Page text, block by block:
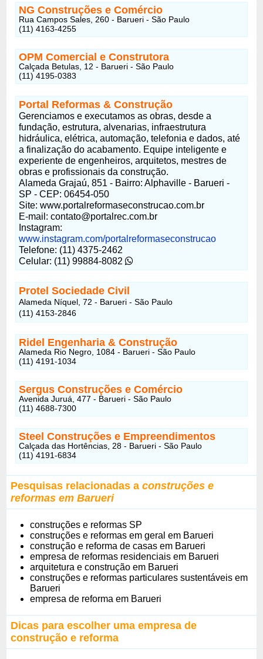
NG Construções e Comércio
Rua Campos Sales, 260 - Barueri - São Paulo
(11) 4163-4255
OPM Comercial e Construtora
Calçada Betulas, 12 - Barueri - São Paulo
(11) 4195-0383
Portal Reformas & Construção
Gerenciamos e executamos as obras, desde a
fundação, estrutura, alvenarias, infraestrutura
hidráulica, elétrica, automação, telefonia e dados, até
a finalização do acabamento. Equipe inteligente e
experiente de engenheiros, arquitetos, mestres de
obras e profissionais da construção.
Alameda Grajaú, 851 - Bairro: Alphaville - Barueri -
SP - CEP: 06454-050
Site: www.portalreformaseconstrucao.com.br
E-mail: contato@portalrec.com.br
Instagram:
www.instagram.com/portalreformaseconstrucao
Telefone: (11) 4375-2462
Celular: (11) 99884-8082
Protel Sociedade Civil
Alameda Níquel, 72 - Barueri - São Paulo
(11) 4153-2846
Ridel Engenharia & Construção
Alameda Rio Negro, 1084 - Barueri - São Paulo
(11) 4191-1034
Sergus Construções e Comércio
Avenida Juruá, 477 - Barueri - São Paulo
(11) 4688-7300
Steel Construções e Empreendimentos
Calçada das Hortências, 28 - Barueri - São Paulo
(11) 4191-6834
Pesquisas relacionadas aconstruções e
reformas em Barueri
construções e reformas SP
construções e reformas em geral em Barueri
construção e reforma de casas em Barueri
empresa de reformas residenciais em Barueri
arquitetura e construção em Barueri
construções e reformas particulares sustentáveis em
Barueri
empresa de reforma em Barueri
Dicas para escolher uma empresa de
construção e reforma